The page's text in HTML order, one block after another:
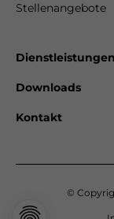
Stellenangebote
Dienstleistungen
Downloads
Kontakt
©